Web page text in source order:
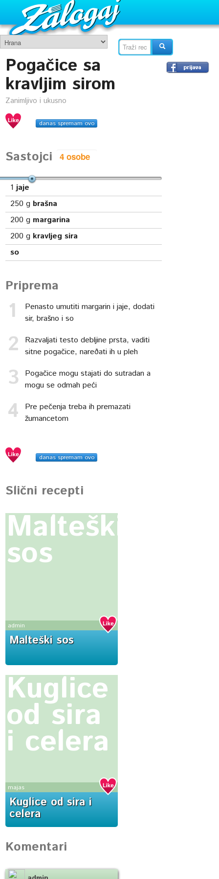
Pogačice sa
kravljim sirom
Zanimljivo i ukusno
danas spremam ovo
Sastojci
1 jaje
250 g brašna
200 g margarina
200 g kravljeg sira
so
Priprema
Penasto umutiti margarin i jaje, dodati
sir, brašno i so
Razvaljati testo debljine prsta, vaditi
sitne pogačice, nareðati ih u pleh
Pogačice mogu stajati do sutradan a
mogu se odmah peći
Pre pečenja treba ih premazati
žumancetom
danas spremam ovo
Slični recepti
Malteški
sos
admin
Malteški sos
Kuglice
od sira
i celera
majas
Kuglice od sira i
celera
Komentari